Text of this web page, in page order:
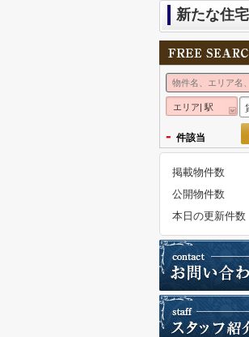
新たな住
エリア| 駅
- 件該当
掲載物件数
公開物件数
本日の更新件数